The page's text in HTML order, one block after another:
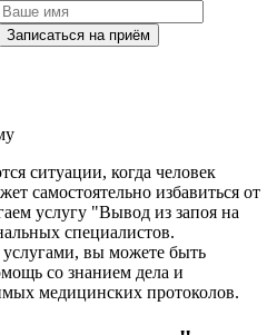
Записаться на приём
ситуации, когда человек
самостоятельно избавиться от
услугу "Вывод из запоя на
специалистов.
вы можете быть
со знанием дела и
медицинских протоколов.